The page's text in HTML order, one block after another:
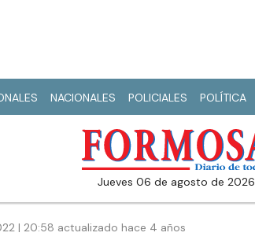
NACIONALES POLICIALES POLÍTICA
jueves 06 de agosto de 2026
| 20:58 actualizado hace 4 años